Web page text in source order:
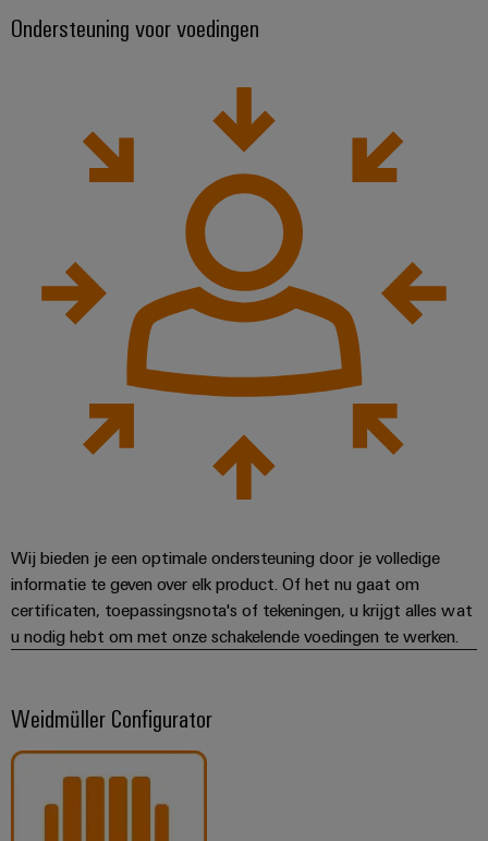
Ondersteuning voor voedingen
Wij bieden je een optimale ondersteuning door je volledige
informatie te geven over elk product. Of het nu gaat om
certificaten, toepassingsnota's of tekeningen, u krijgt alles wat
u nodig hebt om met onze schakelende voedingen te werken.
Weidmüller Configurator